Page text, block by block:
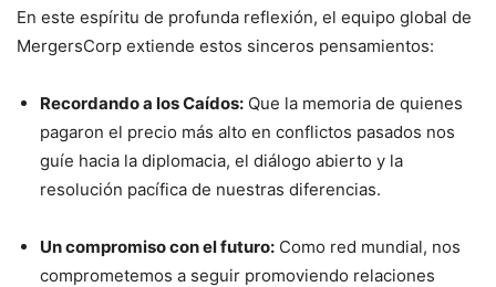
En este espíritu de profunda reflexión, el equipo global de
MergersCorp extiende estos sinceros pensamientos:
Recordando a los Caídos: Que la memoria de quienes
pagaron el precio más alto en conflictos pasados nos
guíe hacia la diplomacia, el diálogo abierto y la
resolución pacífica de nuestras diferencias.
Un compromiso con el futuro: Como red mundial, nos
comprometemos a seguir promoviendo relaciones